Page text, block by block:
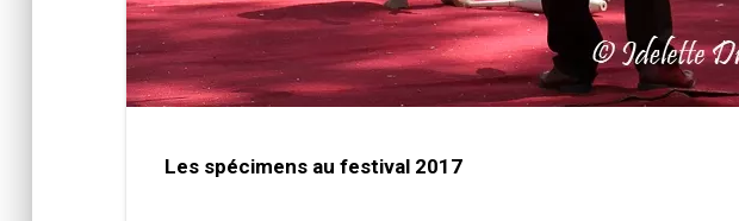
Les spécimens au festival 2017